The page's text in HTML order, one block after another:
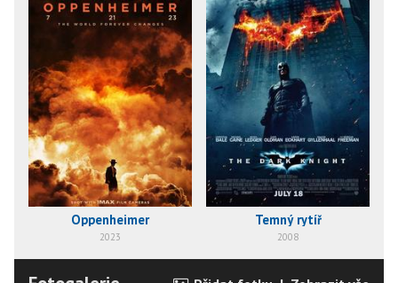
Oppenheimer
2023
Temný rytíř
2008